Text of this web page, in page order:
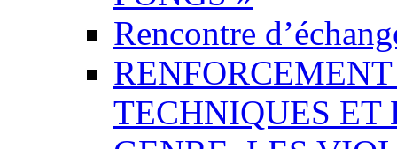
Rencontre
TECHNIQUES ET